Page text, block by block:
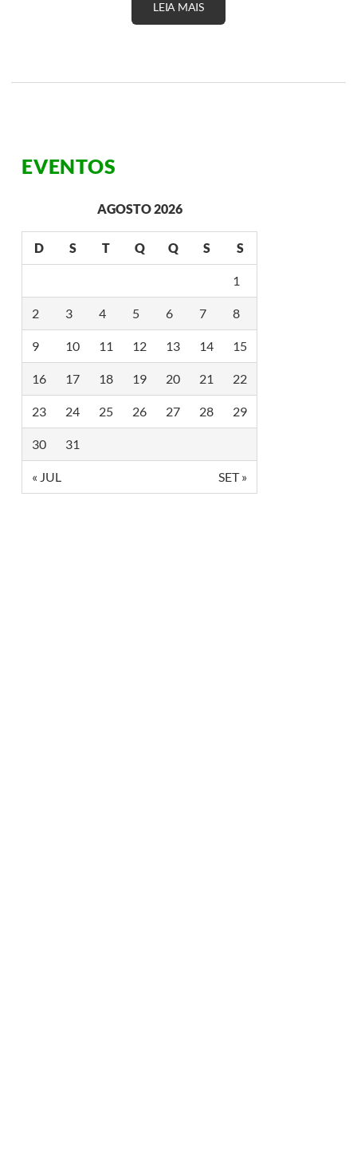
LEIA MAISR
C
EVENTOS
AGOSTO 2026
D S T Q Q S S
1
2 3 4 5 6 7 8
9 10 11 12 13 14 15
16 17 18 19 20 21 22
23 24 25 26 27 28 29
30 31
« JUL SET »